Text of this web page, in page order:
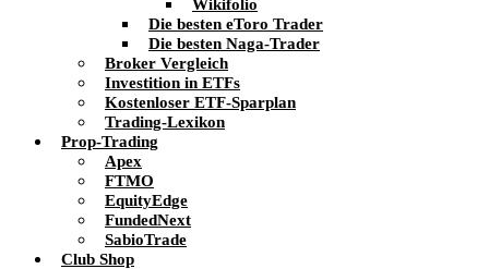
Wikifolio
Die besten eToro Trader
Die besten Naga-Trader
Broker Vergleich
Investition in ETFs
Kostenloser ETF-Sparplan
Trading-Lexikon
Prop-Trading
Apex
FTMO
EquityEdge
FundedNext
SabioTrade
Club Shop